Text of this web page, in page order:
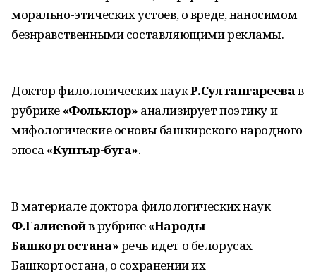
морально-этических устоев, о вреде, наносимом
безнравственными составляющими рекламы.
Доктор филологических наукР.Султангареевав
рубрике «Фольклор» анализирует поэтику и
мифологические основы башкирского народного
эпоса «Кунгыр-буга».
В материале доктора филологических наук
Ф.Галиевойв рубрике«Народы
Башкортостана»речь идет о белорусах
Башкортостана, о сохранении их